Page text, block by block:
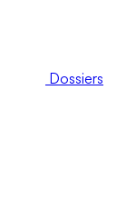
Dossiers